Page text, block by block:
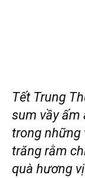
Tết Trung
sum vầy ấm
trong những
trăng rằm
quà hương